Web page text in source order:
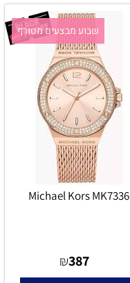
שבוע מבצעים מטורף
Michael Kors MK7336
₪387